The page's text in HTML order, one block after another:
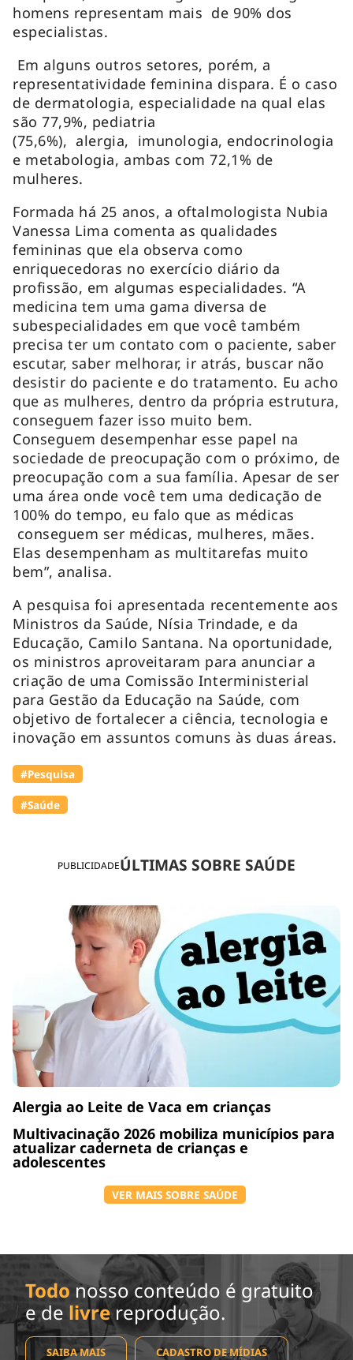
PUBLICIDADEÚLTIMAS SOBRE SAÚDE
Alergia ao Leite de Vaca em crianças
Multivacinação 2026 mobiliza municípios para
atualizar caderneta de crianças e
adolescentes
VER MAIS SOBRE SAÚDE
homens representam mais de 90% dos
especialistas.
Em alguns outros setores, porém, a
representatividade feminina dispara. É o caso
de dermatologia, especialidade na qual elas
são 77,9%, pediatria
(75,6%), alergia, imunologia, endocrinologia
e metabologia, ambas com 72,1% de
mulheres.
Formada há 25 anos, a oftalmologista Nubia
Vanessa Lima comenta as qualidades
femininas que ela observa como
enriquecedoras no exercício diário da
profissão, em algumas especialidades. “A
medicina tem uma gama diversa de
subespecialidades em que você também
precisa ter um contato com o paciente, saber
escutar, saber melhorar, ir atrás, buscar não
desistir do paciente e do tratamento. Eu acho
que as mulheres, dentro da própria estrutura,
conseguem fazer isso muito bem.
Conseguem desempenhar esse papel na
sociedade de preocupação com o próximo, de
preocupação com a sua família. Apesar de ser
uma área onde você tem uma dedicação de
100% do tempo, eu falo que as médicas
conseguem ser médicas, mulheres, mães.
Elas desempenham as multitarefas muito
bem”, analisa.
A pesquisa foi apresentada recentemente aos
Ministros da Saúde, Nísia Trindade, e da
Educação, Camilo Santana. Na oportunidade,
os ministros aproveitaram para anunciar a
criação de uma Comissão Interministerial
para Gestão da Educação na Saúde, com
objetivo de fortalecer a ciência, tecnologia e
inovação em assuntos comuns às duas áreas.
#Pesquisa
#Saúde
Todo nosso conteúdo é gratuito
e de livrereprodução.
SAIBA MAIS CADASTRO DE MÍDIAS